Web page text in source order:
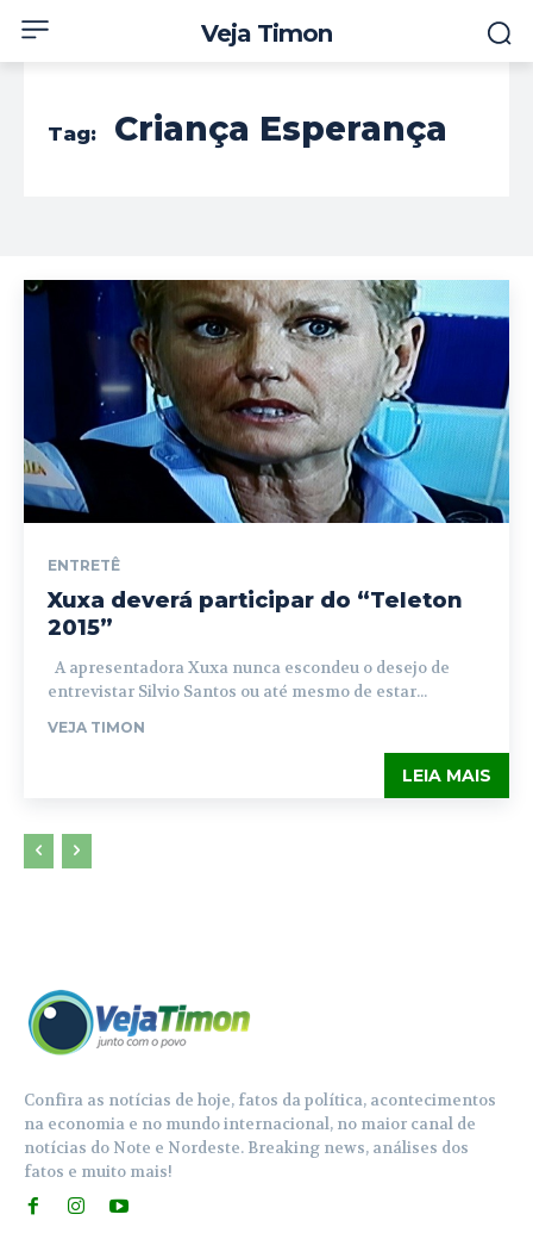
Veja Timon
Tag: Criança Esperança
ENTRETÊ
Xuxa deverá participar do “Teleton
2015”
A apresentadora Xuxa nunca escondeu o desejo de
entrevistar Silvio Santos ou até mesmo de estar...
VEJA TIMON
LEIA MAIS
Confira as notícias de hoje, fatos da política, acontecimentos
na economia e no mundo internacional, no maior canal de
notícias do Note e Nordeste. Breaking news, análises dos
fatos e muito mais!